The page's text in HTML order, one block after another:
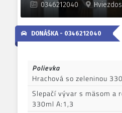
0346212040
DONÁŠKA - 0346212040
Polievka
Hrachová so zeleninou
Slepačí vývar s mäsom a
330ml A:1,3